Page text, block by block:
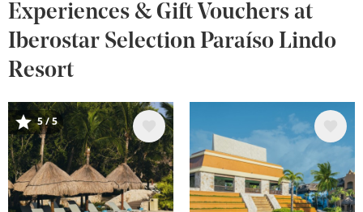
Cozumel, Mexique
Point Brabo, Aruba
Rétino , Grèce
Trelawny, Jamaïque
Experiences & Gift Vouchers at
Iberostar Selection Paraíso Lindo
Resort
Image
5 / 5 Image